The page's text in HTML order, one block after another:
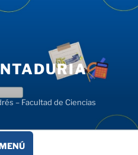
– Facultad de Ciencias